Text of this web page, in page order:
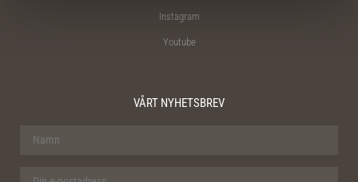
Instagram
Youtube
VÅRT NYHETSBREV